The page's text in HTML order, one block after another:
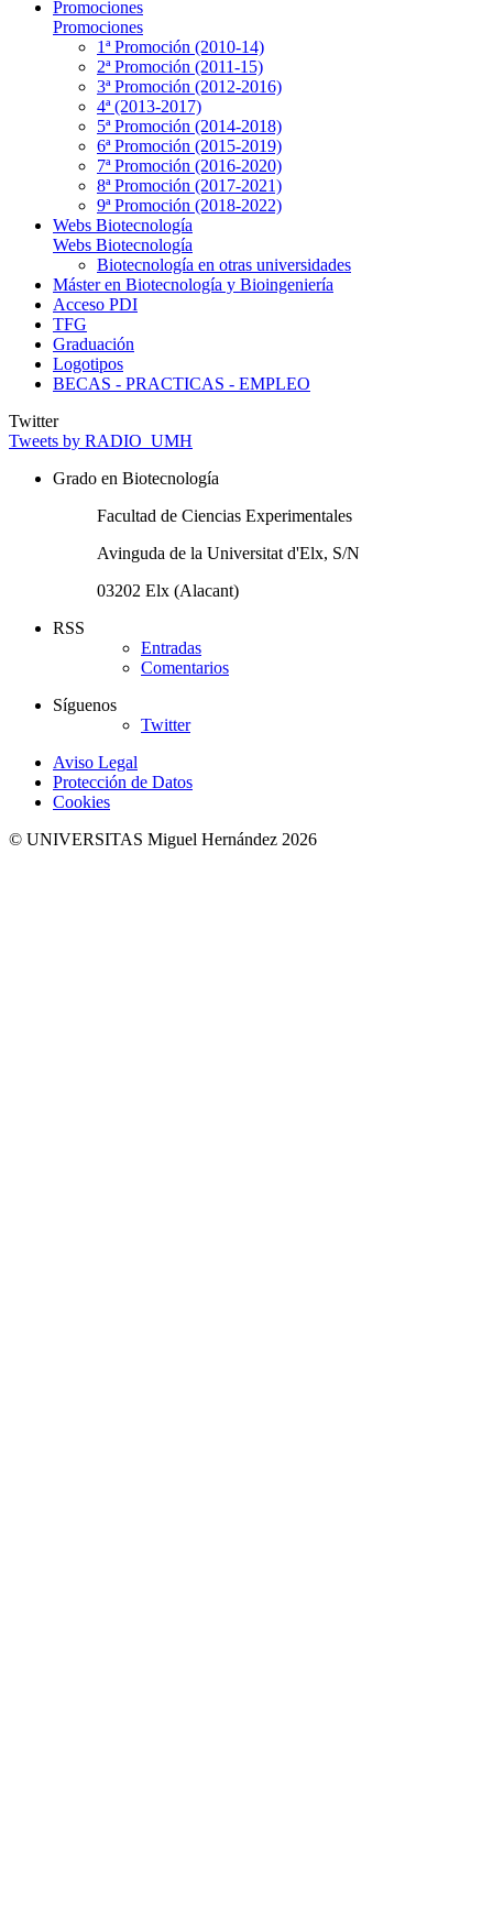
Promociones
Promociones
1ª Promoción (2010-14)
2ª Promoción (2011-15)
3ª Promoción (2012-2016)
4ª (2013-2017)
5ª Promoción (2014-2018)
6ª Promoción (2015-2019)
7ª Promoción (2016-2020)
8ª Promoción (2017-2021)
9ª Promoción (2018-2022)
Webs Biotecnología
Webs Biotecnología
Biotecnología en otras universidades
Máster en Biotecnología y Bioingeniería
Acceso PDI
TFG
Graduación
Logotipos
BECAS - PRACTICAS - EMPLEO
Twitter
Tweets by RADIO_UMH
Grado en Biotecnología
Facultad de Ciencias Experimentales
Avinguda de la Universitat d'Elx, S/N
03202 Elx (Alacant)
RSS
Entradas
Comentarios
Síguenos
Twitter
Aviso Legal
Protección de Datos
Cookies
© UNIVERSITAS Miguel Hernández 2026